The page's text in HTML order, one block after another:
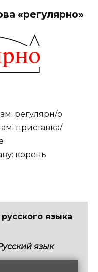
«регулярно»
регулярн/о
приставка/
корень
языка
язык